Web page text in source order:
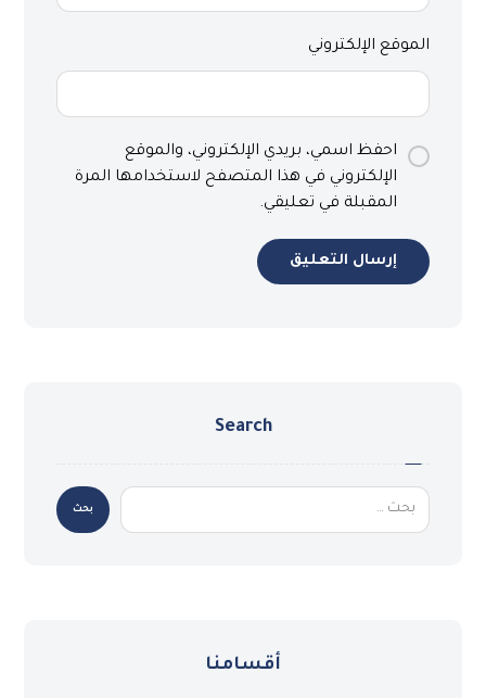
الموقع الإلكتروني
احفظ اسمي، بريدي الإلكتروني، والموقع
الإلكتروني في هذا المتصفح لاستخدامها المرة
المقبلة في تعليقي.
إرسال التعليق
Search
بحث
أقسامنا